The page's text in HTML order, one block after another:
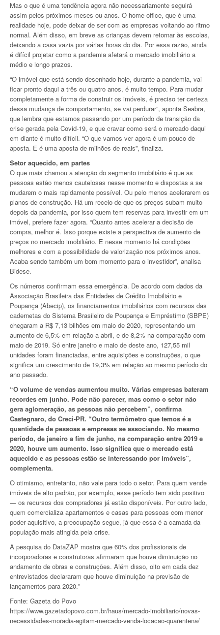
Mas o que é uma tendência agora não necessariamente seguirá
assim pelos próximos meses ou anos. O home office, que é uma
realidade hoje, pode deixar de ser com as empresas voltando ao ritmo
normal. Além disso, em breve as crianças devem retornar às escolas,
deixando a casa vazia por várias horas do dia. Por essa razão, ainda
é difícil projetar como a pandemia afetará o mercado imobiliário a
médio e longo prazos.
“O imóvel que está sendo desenhado hoje, durante a pandemia, vai
ficar pronto daqui a três ou quatro anos, é muito tempo. Para mudar
completamente a forma de construir os imóveis, é preciso ter certeza
dessa mudança de comportamento, se vai perdurar”, aponta Seabra,
que lembra que estamos passando por um período de transição da
crise gerada pela Covid-19, e que cravar como será o mercado daqui
em diante é muito difícil. “O que vamos ver agora é um pouco de
aposta. E é uma aposta de milhões de reais”, finaliza.
Setor aquecido, em partes
O que mais chamou a atenção do segmento imobiliário é que as
pessoas estão menos cautelosas nesse momento e dispostas a se
mudarem o mais rapidamente possível. Ou pelo menos acelerarem os
planos de construção. Há um receio de que os preços subam muito
depois da pandemia, por isso quem tem reservas para investir em um
imóvel, prefere fazer agora. “Quanto antes acelerar a decisão de
compra, melhor é. Isso porque existe a perspectiva de aumento de
preços no mercado imobiliário. E nesse momento há condições
melhores e com a possibilidade de valorização nos próximos anos.
Acaba sendo também um bom momento para o investidor”, analisa
Bidese.
Os números confirmam essa emergência. De acordo com dados da
Associação Brasileira das Entidades de Crédito Imobiliário e
Poupança (Abecip), os financiamentos imobiliários com recursos das
cadernetas do Sistema Brasileiro de Poupança e Empréstimo (SBPE)
chegaram a R$ 7,13 bilhões em maio de 2020, representando um
aumento de 6,5% em relação a abril, e de 8,2% na comparação com
maio de 2019. Só entre janeiro e maio de deste ano, 127,55 mil
unidades foram financiadas, entre aquisições e construções, o que
significa um crescimento de 19,3% em relação ao mesmo período do
ano passado.
“O volume de vendas aumentou muito. Várias empresas bateram
recordes em junho. Pode não parecer, mas como o setor não
gera aglomeração, as pessoas não percebem”, confirma
Castegnaro, do Creci-PR. “Outro termômetro que temos é a
quantidade de pessoas e empresas se associando. No mesmo
período, de janeiro a fim de junho, na comparação entre 2019 e
2020, houve um aumento. Isso significa que o mercado está
aquecido e as pessoas estão se interessando por imóveis”,
complementa.
O otimismo, entretanto, não vale para todo o setor. Para quem vende
imóveis de alto padrão, por exemplo, esse período tem sido positivo
— os recursos dos compradores já estão disponíveis. Por outro lado,
quem comercializa apartamentos e casas para pessoas com menor
poder aquisitivo, a preocupação segue, já que essa é a camada da
população mais atingida pela crise.
A pesquisa do DataZAP mostra que 60% dos profissionais de
incorporadoras e construtoras afirmaram que houve diminuição no
andamento de obras e construções. Além disso, oito em cada dez
entrevistados declararam que houve diminuição na previsão de
lançamentos para 2020."
Fonte: Gazeta do Povo
https://www.gazetadopovo.com.br/haus/mercado-imobiliario/novas-
necessidades-moradia-agitam-mercado-venda-locacao-quarentena/